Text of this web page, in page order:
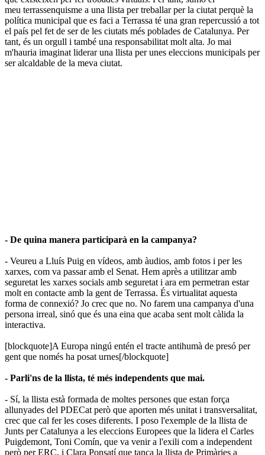
meu terrassenquisme a una llista per treballar per la ciutat perquè la
política municipal que es faci a Terrassa té una gran repercussió a tot
el país pel fet de ser de les ciutats més poblades de Catalunya. Per
tant, és un orgull i també una responsabilitat molt alta. Jo mai
m'hauria imaginat liderar una llista per unes eleccions municipals per
ser alcaldable de la meva ciutat.
- De quina manera participarà en la campanya?
- Veureu a Lluís Puig en vídeos, amb àudios, amb fotos i per les
xarxes, com va passar amb el Senat. Hem après a utilitzar amb
seguretat les xarxes socials amb seguretat i ara em permetran estar
molt en contacte amb la gent de Terrassa. És virtualitat aquesta
forma de connexió? Jo crec que no. No farem una campanya d'una
persona irreal, sinó que és una eina que acaba sent molt càlida la
interactiva.
[blockquote]A Europa ningú entén el tracte antihumà de presó per
gent que només ha posat urnes[/blockquote]
- Parli'ns de la llista, té més independents que mai.
- Sí, la llista està formada de moltes persones que estan força
allunyades del PDECat però que aporten més unitat i transversalitat,
crec que cal fer les coses diferents. I poso l'exemple de la llista de
Junts per Catalunya a les eleccions Europees que la lidera el Carles
Puigdemont, Toni Comín, que va venir a l'exili com a independent
però per ERC, i Clara Ponsatí que tanca la llista de Primàries a